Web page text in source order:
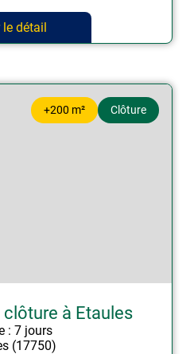
le détail
+200 m² Clôture
à Etaules
: 7 jours
(17750)